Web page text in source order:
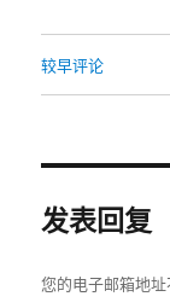
评
较早评论
发表回复
您的电子邮箱地址